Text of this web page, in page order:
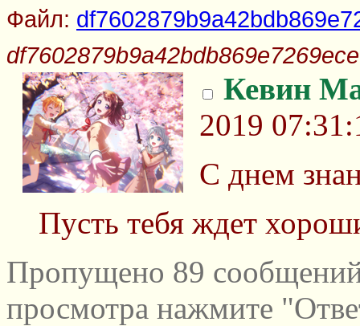
Файл:
Кевин
2019
С днем
Пусть тебя ждет
Пропущено 89
просмотра нажмите